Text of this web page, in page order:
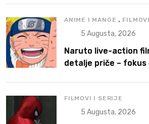
ANIME I MANGE ,
5 Augusta, 2026
Naruto live-action
detalje priče – fokus
FILMOVI I SERIJE
5 Augusta, 2026